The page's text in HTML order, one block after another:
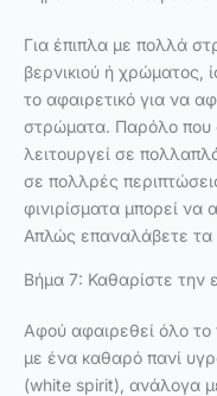
Για έπιπλα με πολλά
βερνικιού ή χρώματος,
το αφαιρετικό για να
στρώματα. Παρόλο που
λειτουργεί σε
σε πολλρές
φινιρίσματα μπορεί να
Απλώς επαναλάβετε τα
Βήμα 7: Καθαρίστε την
Αφού αφαιρεθεί όλο το
με ένα καθαρό πανί
(white spirit), ανάλογα